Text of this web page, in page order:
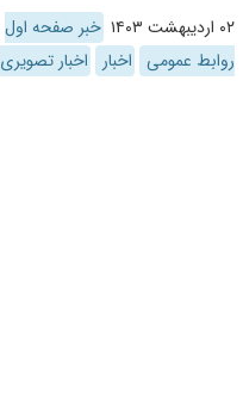
۰۲ اردیبهشت ۱۴۰۳
خبر صفحه اول
روابط عمومی اخبار اخبار تصویری